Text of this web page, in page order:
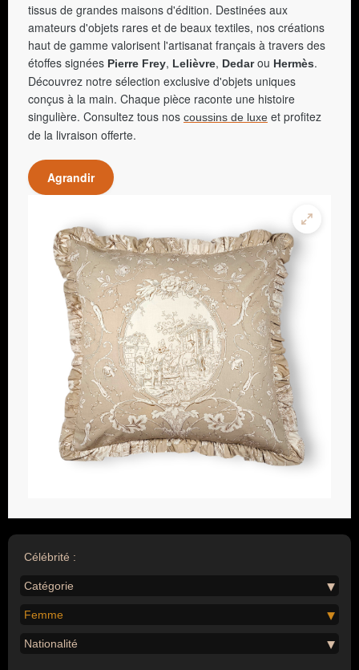
tissus de grandes maisons d'édition. Destinées aux
amateurs d'objets rares et de beaux textiles, nos créations
haut de gamme valorisent l'artisanat français à travers des
étoffes signées Pierre Frey, Lelièvre, Dedarou Hermès.
Découvrez notre sélection exclusive d'objets uniques
conçus à la main. Chaque pièce raconte une histoire
singulière. Consultez tous nos coussins de luxe et profitez
de la livraison offerte.
Agrandir
Célébrité :
Catégorie
Femme
Nationalité